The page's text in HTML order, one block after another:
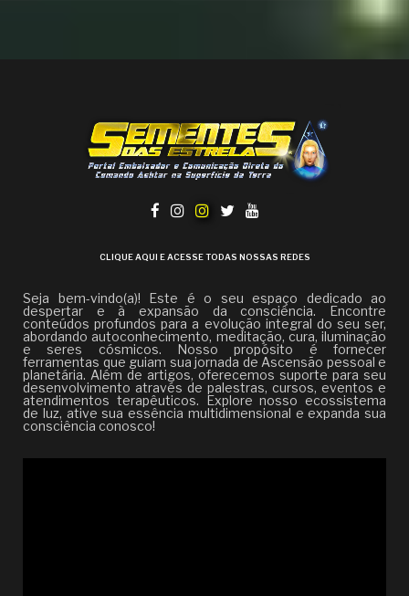
CLIQUE AQUI E ACESSE TODAS NOSSAS REDES
Seja bem-vindo(a)! Este é o seu espaço dedicado ao
despertar e à expansão da consciência. Encontre
conteúdos profundos para a evolução integral do seu ser,
abordando autoconhecimento, meditação, cura, iluminação
e seres cósmicos. Nosso propósito é fornecer
ferramentas que guiam sua jornada de Ascensão pessoal e
planetária. Além de artigos, oferecemos suporte para seu
desenvolvimento através de palestras, cursos, eventos e
atendimentos terapêuticos. Explore nosso ecossistema
de luz, ative sua essência multidimensional e expanda sua
consciência conosco!